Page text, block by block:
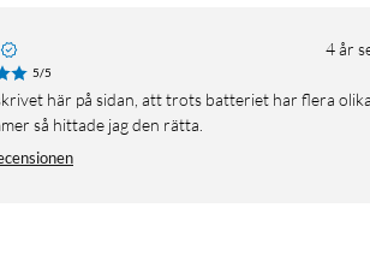
4 år
5/5
så hittade jag den rätta.